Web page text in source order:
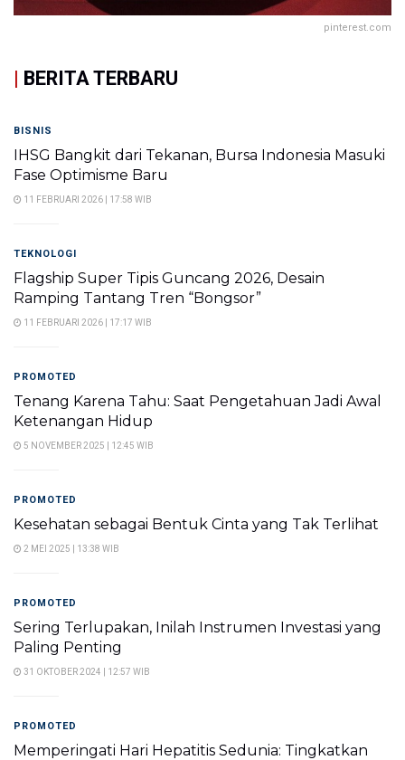
pinterest.com
| BERITA TERBARU
BISNIS
IHSG Bangkit dari Tekanan, Bursa Indonesia Masuki
Fase Optimisme Baru
11 FEBRUARI 2026 | 17:58 WIB
TEKNOLOGI
Flagship Super Tipis Guncang 2026, Desain
Ramping Tantang Tren “Bongsor”
11 FEBRUARI 2026 | 17:17 WIB
PROMOTED
Tenang Karena Tahu: Saat Pengetahuan Jadi Awal
Ketenangan Hidup
5 NOVEMBER 2025 | 12:45 WIB
PROMOTED
Kesehatan sebagai Bentuk Cinta yang Tak Terlihat
2 MEI 2025 | 13:38 WIB
PROMOTED
Sering Terlupakan, Inilah Instrumen Investasi yang
Paling Penting
31 OKTOBER 2024 | 12:57 WIB
PROMOTED
Memperingati Hari Hepatitis Sedunia: Tingkatkan